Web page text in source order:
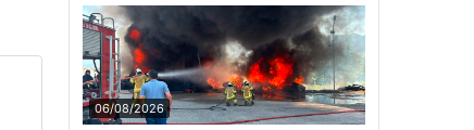
06/08/2026